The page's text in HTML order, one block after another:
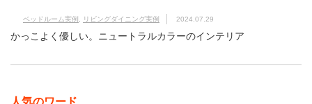
ベッドルーム実例 リビングダイニング実例 2024.07.29
かっこよく優しい。ニュートラルカラーのインテリア
人気のワード